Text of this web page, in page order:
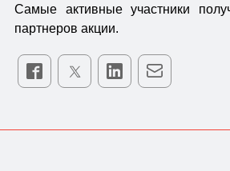
Самые активные участники
партнеров акции.